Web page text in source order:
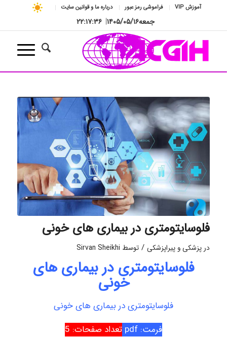
آموزش VIP فراموشی رمز عبور درباره ما و قوانین سایت
جمعه۱۴۰۵/۰۵/۱۶| ۲۲:۱۷:۳۶
فلوسایتومتری در بیماری های خونی
در پزشکی و پیراپزشکی / توسط Sirvan Sheikhi
فلوسایتومتری در بیماری های
خونی
فلوسایتومتری در بیماری های خونی
فرمت: pdf
تعداد صفحات: 5